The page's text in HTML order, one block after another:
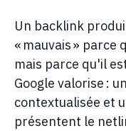
Un backlink
« mauvais » parce
mais parce qu'il
Google valorise :
contextualisée et
présentent le